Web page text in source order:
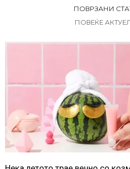
ПОВРЗАНИ
ПОВЕЌЕ